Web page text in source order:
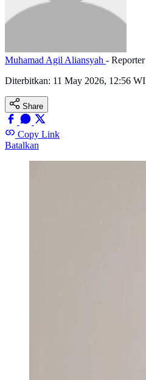
Muhamad Agil Aliansyah - Reporter
Diterbitkan: 11 May 2026, 12:56
Share
Copy Link
Batalkan